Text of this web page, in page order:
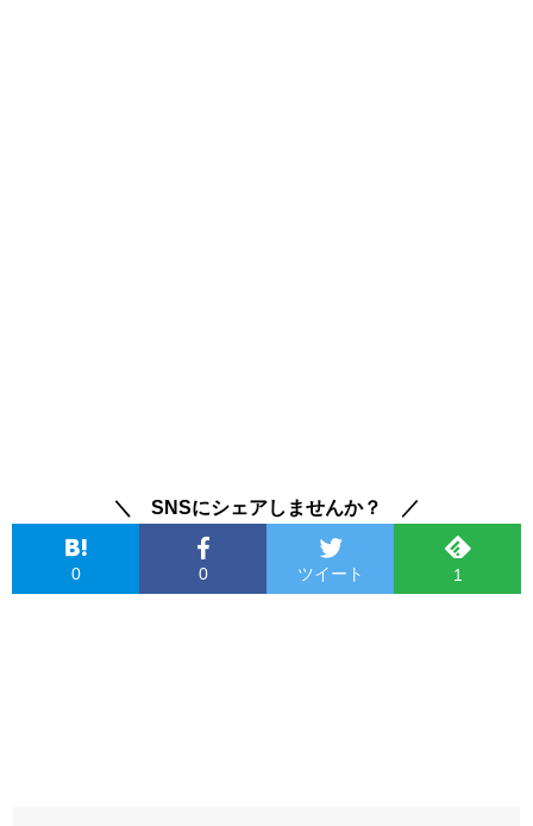
＼ SNSにシェアしませんか？ ／
0 0 ツイート 1